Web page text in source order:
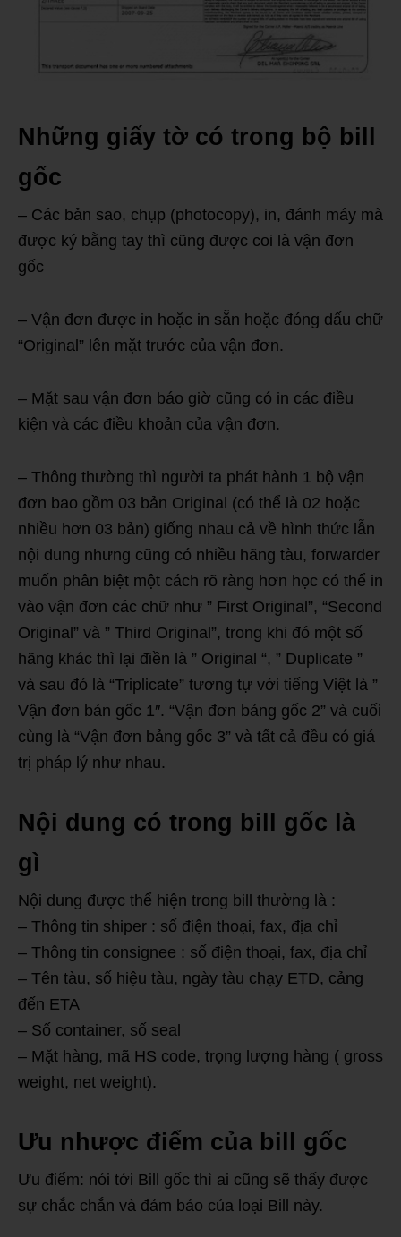
Những giấy tờ có trong bộ bill
gốc
– Các bản sao, chụp (photocopy), in, đánh máy mà
được ký bằng tay thì cũng được coi là vận đơn
gốc
– Vận đơn được in hoặc in sẵn hoặc đóng dấu chữ
“Original” lên mặt trước của vận đơn.
– Mặt sau vận đơn báo giờ cũng có in các điều
kiện và các điều khoản của vận đơn.
– Thông thường thì người ta phát hành 1 bộ vận
đơn bao gồm 03 bản Original (có thể là 02 hoặc
nhiều hơn 03 bản) giống nhau cả về hình thức lẫn
nội dung nhưng cũng có nhiều hãng tàu, forwarder
muốn phân biệt một cách rõ ràng hơn học có thể in
vào vận đơn các chữ như ” First Original”, “Second
Original” và ” Third Original”, trong khi đó một số
hãng khác thì lại điền là ” Original “, ” Duplicate ”
và sau đó là “Triplicate” tương tự với tiếng Việt là ”
Vận đơn bản gốc 1″. “Vận đơn bảng gốc 2” và cuối
cùng là “Vận đơn bảng gốc 3” và tất cả đều có giá
trị pháp lý như nhau.
Nội dung có trong bill gốc là
gì
Nội dung được thể hiện trong bill thường là :
– Thông tin shiper : số điện thoại, fax, địa chỉ
– Thông tin consignee : số điện thoại, fax, địa chỉ
– Tên tàu, số hiệu tàu, ngày tàu chạy ETD, cảng
đến ETA
– Số container, số seal
– Mặt hàng, mã HS code, trọng lượng hàng ( gross
weight, net weight).
Ưu nhược điểm của bill gốc
Ưu điểm: nói tới Bill gốc thì ai cũng sẽ thấy được
sự chắc chắn và đảm bảo của loại Bill này.